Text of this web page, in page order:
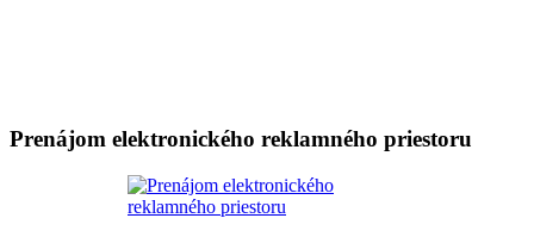
Prenájom elektronického reklamného priestoru